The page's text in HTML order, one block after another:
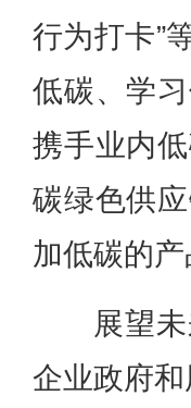
行为打卡”
低碳、学
携手业内
碳绿色供
加低碳的
展望
企业政府和